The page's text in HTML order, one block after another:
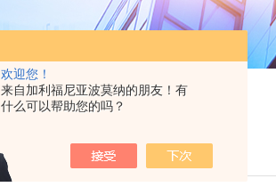
欢迎您！
来自加利福尼亚波莫纳的朋友！有
什么可以帮助您的吗？